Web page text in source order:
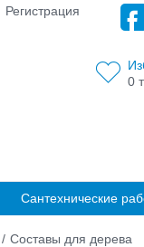
Регистрация
0
Сантехнические
/ Составы для дерева